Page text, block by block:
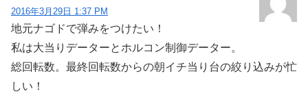
2016年3月29日 1:37 PM
地元ナゴドで弾みをつけたい！
私は大当りデーターとホルコン制御データー。
総回転数。最終回転数からの朝イチ当り台の絞り込みが忙
しい！